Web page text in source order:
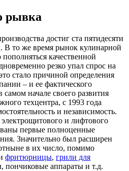
рывка
достиг ста пятидесяти
В то же время рынок кулинарной
качественной
резко упал спрос на
стало причиной определения
– и ее фактического
самом начале своего развития
техцентра, с 1993 года
и независимость.
и лифтового
первые полноценные
Значительно был расширен
в их число, помимо
фритюрницы, грили для
пончиковые аппараты и т.д.